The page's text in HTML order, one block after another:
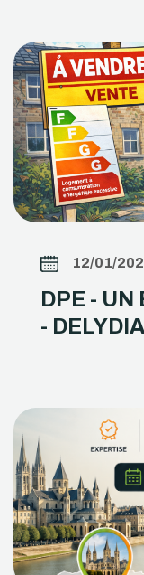
12/01/
DPE - UN
-